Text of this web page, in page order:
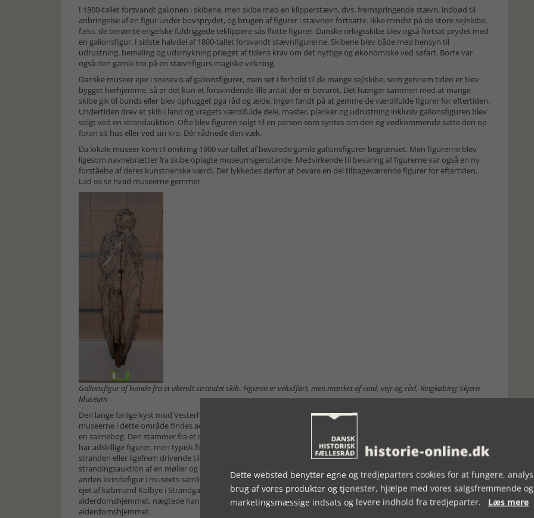
I 1800-tallet forsvandt galionen i skibene, men skibe med en klipperstævn, dvs. fremspringende stævn, indbød til
anbringelse af en figur under bovsprydet, og brugen af figurer i stævnen fortsatte. Ikke mindst på de store sejlskibe,
f.eks. de berømte engelske fuldriggede teklippere sås flotte figurer. Danske orlogsskibe blev også fortsat prydet med
en galionsfigur. I sidste halvdel af 1800-tallet forsvandt stævnfigurerne. Skibene blev både med hensyn til
udrustning, bemaling og udsmykning præget af tidens krav om det nyttige og økonomiske ved søfart. Borte var
også den gamle tro på en stævnfigurs magiske virkning.
Danske museer ejer i snesevis af galionsfigurer, men set i forhold til de mange sejlskibe, som gennem tiden er blev
bygget herhjemme, så er det kun et forsvindende lille antal, der er bevaret. Det hænger sammen med at mange
skibe gik til bunds eller blev ophugget pga råd og ælde. Ingen fandt på at gemme de værdifulde figurer for eftertiden.
Undertiden drev et skib i land og vragets værdifulde dele, master, planker og udrustning inklusiv galionsfiguren blev
solgt ved en strandauktion. Ofte blev figuren solgt til en person som syntes om den og vedkommende satte den op
foran sit hus eller ved sin kro. Dér rådnede den væk.
Da lokale museer kom til omkring 1900 var tallet af bevarede gamle galionsfigurer begrænset. Men figurerne blev
ligesom navnebrætter fra skibe oplagte museumsgenstande. Medvirkende til bevaring af figurerne var også en ny
forståelse af deres kunstneriske værdi. Det lykkedes derfor at bevare en del tilbageværende figurer for eftertiden.
Lad os se hvad museerne gemmer.
Galionsfigur af kvinde fra et ukendt strandet skib. Figuren er veludført, men mærket af vind, vejr og råd, Ringkøbing-Skjern
Museum
Den lange farlige kyst mod Vesterhavet gav anledning til mange strandinger i Nordjylland og Vestjylland og i
museerne i dette område findes adskillige galionsfigurer. Vendsyssel historiske Museum har en figur af en pige med
en salmebog. Den stammer fra et norsk sejlskib der strandede ved Tornby i 1880-erne. Ringkøbing-Skjern Museum
har adskillige figurer, men typisk for strandingsfigurerne kan de sjældent identificeres. Nogle figurer er fundet i
stranden eller ligefrem drivende til søs, og de var naturligvis i en dårlig forfatning. En kvindefigur blev købt på
strandingsauktion af en møller og blev opstillet ved hans mølle, indtil den i 1939 kom til Ringkøbing Museum. En
anden kvindefigur i museets samling kom fra Ringkøbing alderdomshjems have. Ifølge protokollatet har den været
ejet af købmand Kolbye i Strandgade. Den pyntede i mange år i hans forretning. Da han pga alderdom skulle på
alderdomshjemmet, nægtede han at flytte, hvis han ikke fik ”sin pige” med. På den måde kom figuren til
alderdomshjemmet.
Dette websted benytter egne og tredjeparters cookies for at fungere,
brug af vores produkter og tjenester, hjælpe med vores salgsfremmende og
marketingsmæssige indsats og levere indhold fra tredjeparter. Læs mere